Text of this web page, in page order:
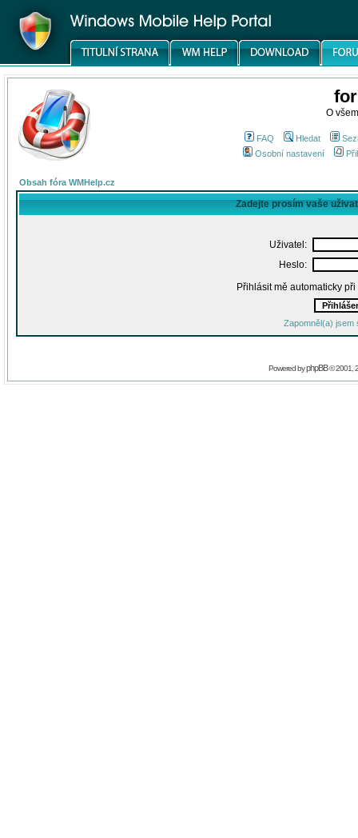
O
FAQ Hledat
Osobní nastavení
Obsah fóra WMHelp.cz
Zadejte prosím vaše
Uživatel:
Heslo:
Přihlásit mě automaticky
Zapomněl(a) jsem
Powered byphpBB© 2001,